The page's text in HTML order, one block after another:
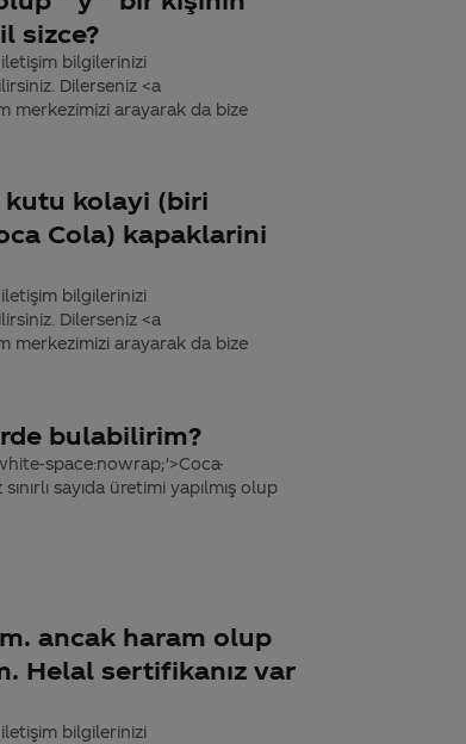
sizce?
bilgilerinizi
Dilerseniz <a
merkezimizi arayarak da bize
kutu kolayi (biri
Cola) kapaklarini
bilgilerinizi
Dilerseniz <a
merkezimizi arayarak da bize
bulabilirim?
space:nowrap;'>Coca-
sayıda üretimi yapılmış olup
ancak haram olup
Helal sertifikanız var
bilgilerinizi